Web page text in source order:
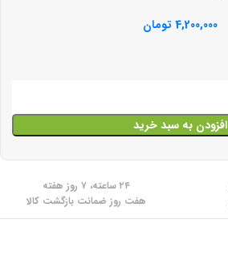
4,200,000 تومان
افزودن به سبد خرید
۲۴ ساعته، ۷ روز هفته
هفت روز ضمانت بازگشت کالا